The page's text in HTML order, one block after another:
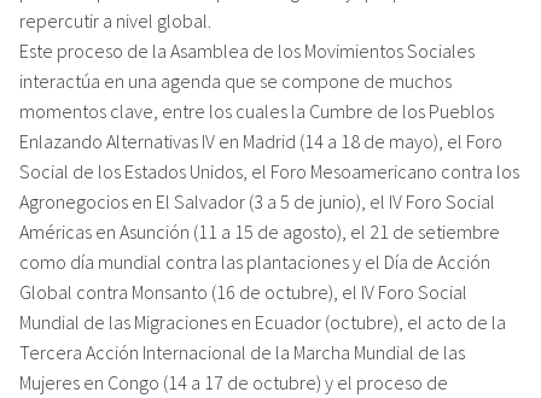
repercutir a nivel global.
Este proceso de la Asamblea de los Movimientos Sociales
interactúa en una agenda que se compone de muchos
momentos clave, entre los cuales la Cumbre de los Pueblos
Enlazando Alternativas IV en Madrid (14 a 18 de mayo), el Foro
Social de los Estados Unidos, el Foro Mesoamericano contra los
Agronegocios en El Salvador (3 a 5 de junio), el IV Foro Social
Américas en Asunción (11 a 15 de agosto), el 21 de setiembre
como día mundial contra las plantaciones y el Día de Acción
Global contra Monsanto (16 de octubre), el IV Foro Social
Mundial de las Migraciones en Ecuador (octubre), el acto de la
Tercera Acción Internacional de la Marcha Mundial de las
Mujeres en Congo (14 a 17 de octubre) y el proceso de